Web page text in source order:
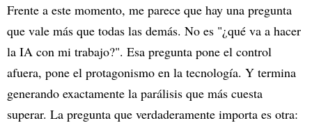
Frente a este momento, me parece que hay una pregunta
que vale más que todas las demás. No es "¿qué va a hacer
la IA con mi trabajo?". Esa pregunta pone el control
afuera, pone el protagonismo en la tecnología. Y termina
generando exactamente la parálisis que más cuesta
superar. La pregunta que verdaderamente importa es otra: